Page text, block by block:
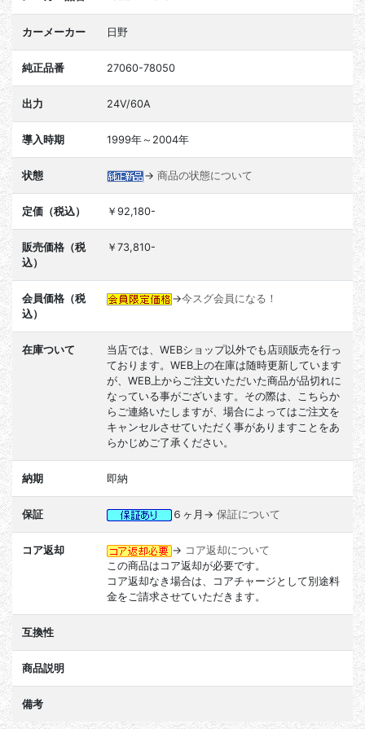
カーメーカー 日野
純正品番 27060-78050
出力 24V/60A
導入時期 1999年～2004年
状態 → 商品の状態について
定価（税込） ￥92,180-
販売価格（税
込）
￥73,810-
会員価格（税
込）
→今スグ会員になる！
在庫ついて
当店では、WEBショップ以外でも店頭販売を行っ
ております。WEB上の在庫は随時更新しています
が、WEB上からご注文いただいた商品が品切れに
なっている事がございます。その際は、こちらか
らご連絡いたしますが、場合によってはご注文を
キャンセルさせていただく事がありますことをあ
らかじめご了承ください。
納期 即納
保証 ６ヶ月→ 保証について
コア返却 → コア返却について
この商品はコア返却が必要です。
コア返却なき場合は、コアチャージとして別途料
金をご請求させていただきます。
互換性
商品説明
備考